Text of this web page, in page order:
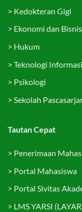
> Kedokteran Gigi
> Ekonomi dan Bisnis
> Hukum
> Teknologi Informasi
> Psikologi
> Sekolah
Tautan Cepat
> Penerimaan
> Portal Mahasiswa
> Portal Sivitas
> LMS YARSI